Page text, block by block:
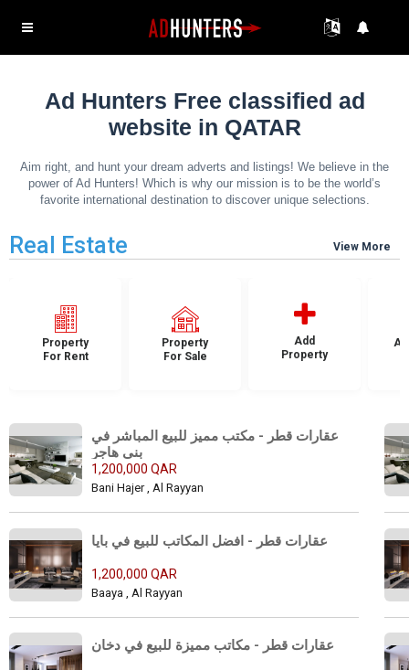
Ad Hunters Free classified ad
website in QATAR
Aim right, and hunt your dream adverts and listings! We believe in the
power of Ad Hunters! Which is why our mission is to be the world’s
favorite international destination to discover unique selections.
Real Estate View More
Property
For Rent
Property
For Sale
Add
Property
عقارات قطر - مكتب مميز للبيع المباشر في
1,200,000 QAR
Bani Hajer , Al Rayyan
1,200,000 QAR
Baaya , Al Rayyan